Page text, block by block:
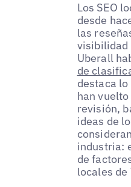
Los SEO
desde
las
visibilidad
Uberall
de
destaca
han
revisión,
ideas de
industria:
de
locales